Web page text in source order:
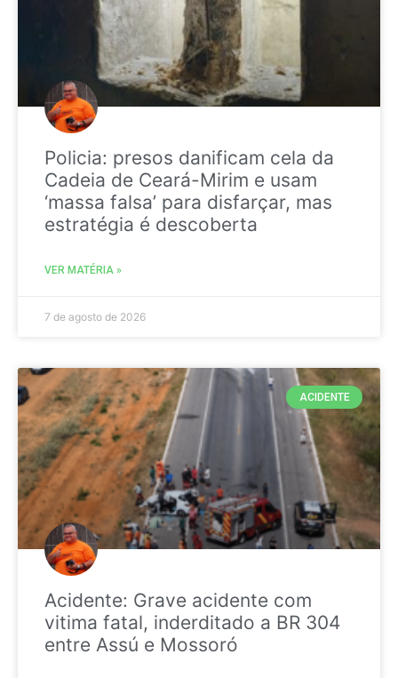
Policia: presos danificam cela da
Cadeia de Ceará-Mirim e usam
‘massa falsa’ para disfarçar, mas
estratégia é descoberta
VER MATÉRIA »
7 de agosto de 2026
ACIDENTE
Acidente: Grave acidente com
vitima fatal, inderditado a BR 304
entre Assú e Mossoró